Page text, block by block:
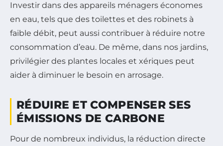
Investir dans des appareils ménagers économes
en eau, tels que des toilettes et des robinets à
faible débit, peut aussi contribuer à réduire notre
consommation d’eau. De même, dans nos jardins,
privilégier des plantes locales et xériques peut
aider à diminuer le besoin en arrosage.
RÉDUIRE ET COMPENSER SES
ÉMISSIONS DE CARBONE
Pour de nombreux individus, la réduction directe